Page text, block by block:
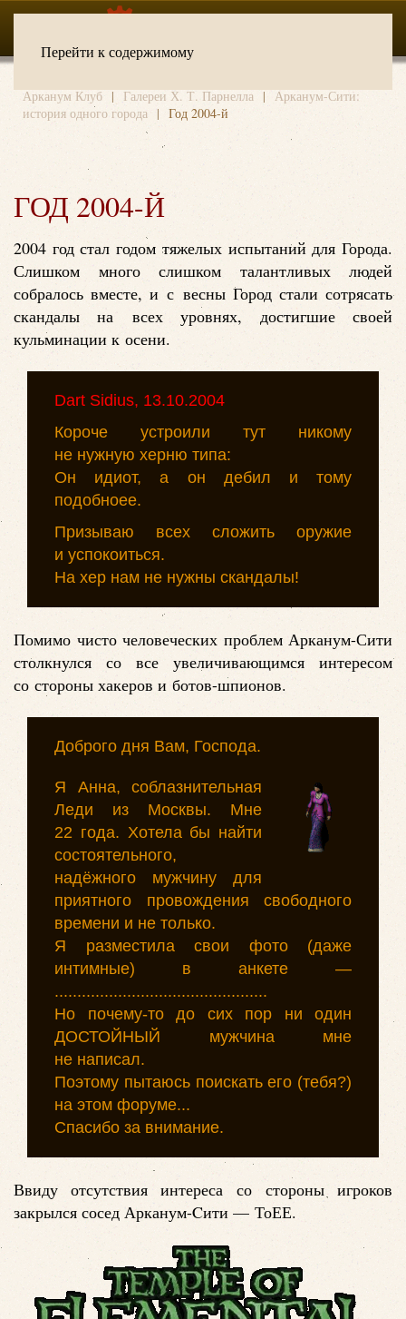
Перейти к содержимому
Арканум Клуб Галереи Х. Т. Парнелла
Арканум-Сити:
история одного города
Год 2004-й
ГОД 2004-Й
2004 год стал годом тяжелых испытаний для Города.
Слишком много слишком талантливых людей
собралось вместе, и с весны Город стали сотрясать
скандалы на всех уровнях, достигшие своей
кульминации к осени.
Dart Sidius, 13.10.2004
Короче устроили тут никому
не нужную херню типа:
Он идиот, а он дебил и тому
подобноее.
Призываю всех сложить оружие
и успокоиться.
На хер нам не нужны скандалы!
Помимо чисто человеческих проблем Арканум-Сити
столкнулся со все увеличивающимся интересом
со стороны хакеров и ботов-шпионов.
Доброго дня Вам, Господа.
Я Анна, соблазнительная
Леди из Москвы. Мне
22 года. Хотела бы найти
состоятельного,
надёжного мужчину для
приятного провождения свободного
времени и не только.
Я разместила свои фото (даже
интимные) в анкете —
...............................................
Но почему-то до сих пор ни один
ДОСТОЙНЫЙ мужчина мне
не написал.
Поэтому пытаюсь поискать его (тебя?)
на этом форуме...
Спасибо за внимание.
Ввиду отсутствия интереса со стороны игроков
закрылся сосед Арканум-Cити — ТоЕЕ.